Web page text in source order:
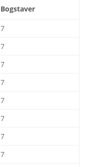
Bogstaver
7
7
7
7
7
7
7
7